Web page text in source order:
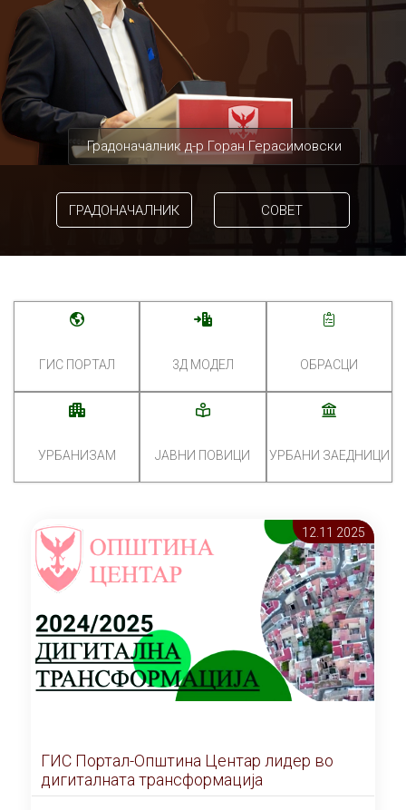
Градоначалник д-р Горан Герасимовски
ГРАДОНАЧАЛНИК СОВЕТ
ГИС ПОРТАЛ 3Д МОДЕЛ ОБРАСЦИ
УРБАНИЗАМ ЈАВНИ ПОВИЦИ УРБАНИ ЗАЕДНИЦИ
12.11 2025
ГИС Портал-Општина Центар лидер во
дигиталната трансформација